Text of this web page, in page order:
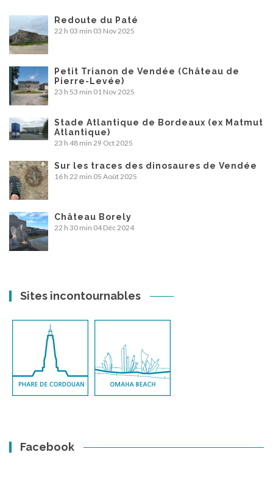
Redoute du Paté
22 h 03 min 03 Nov 2025
Petit Trianon de Vendée (Château de
Pierre-Levée)
23 h 53 min 01 Nov 2025
Stade Atlantique de Bordeaux (ex Matmut
Atlantique)
23 h 48 min 29 Oct 2025
Sur les traces des dinosaures de Vendée
16 h 22 min 05 Août 2025
Château Borely
22 h 30 min 04 Déc 2024
Sites incontournables
Facebook